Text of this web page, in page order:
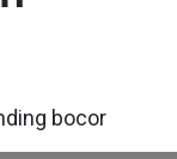
bocor